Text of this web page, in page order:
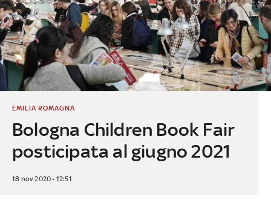
Bologna Children Book Fair
posticipata al giugno 2021
EMILIA ROMAGNA
18 nov 2020 - 12:51